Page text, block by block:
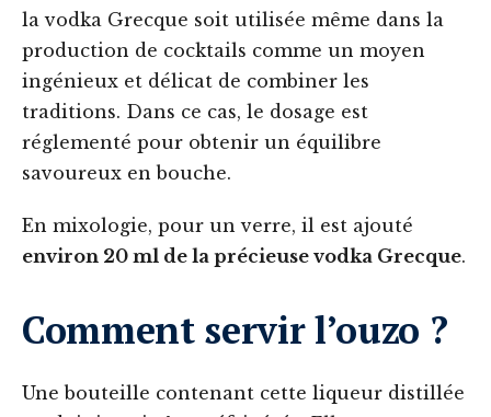
la vodka Grecque soit utilisée même dans la
production de cocktails comme un moyen
ingénieux et délicat de combiner les
traditions. Dans ce cas, le dosage est
réglementé pour obtenir un équilibre
savoureux en bouche.
En mixologie, pour un verre, il est ajouté
environ 20 ml de la précieuse vodka Grecque.
Comment servir l’ouzo ?
Une bouteille contenant cette liqueur distillée